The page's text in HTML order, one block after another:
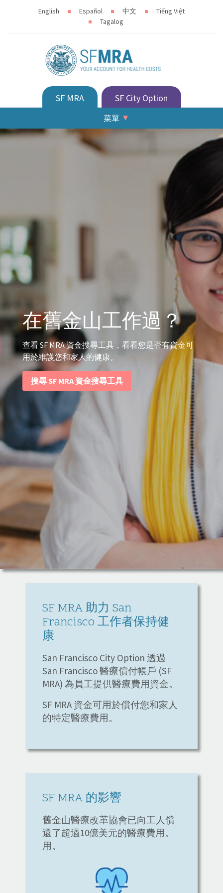
English Español 中文
Tiếng Việt
Tagalog
SF MRA SF City Option
菜單
在舊金山工作過？
查看 SF MRA 資金搜尋工具，看看您是否有資金可
用於維護您和家人的健康。
搜尋 SF MRA 資金搜尋工具
SF MRA 助力 San
Francisco 工作者保持健
康
San Francisco City Option 透過
San Francisco 醫療償付帳戶 (SF
MRA) 為員工提供醫療費用資金。
SF MRA 資金可用於償付您和家人
的特定醫療費用。
SF MRA 的影響
舊金山醫療改革協會已向工人償
還了超過10億美元的醫療費用。
用。